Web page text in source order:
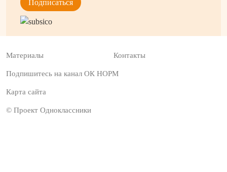
Материалы Контакты
Подпишитесь на канал ОК НОРМ
Карта сайта
© Проект Одноклассники